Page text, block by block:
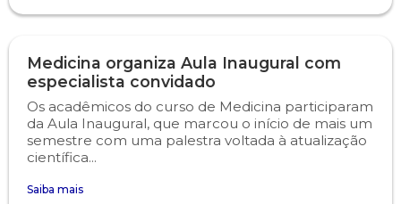
Medicina organiza Aula Inaugural com
especialista convidado
Os acadêmicos do curso de Medicina participaram
da Aula Inaugural, que marcou o início de mais um
semestre com uma palestra voltada à atualização
científica...
Saiba mais
Nutrição
Odontologia
Ouvidoria
Plano de Ensino
Portal do RH
Programa de Monitoria